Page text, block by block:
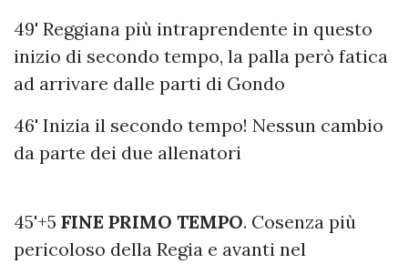
49' Reggiana più intraprendente in questo
inizio di secondo tempo, la palla però fatica
ad arrivare dalle parti di Gondo
46' Inizia il secondo tempo! Nessun cambio
da parte dei due allenatori
45'+5 FINE PRIMO TEMPO. Cosenza più
pericoloso della Regia e avanti nel